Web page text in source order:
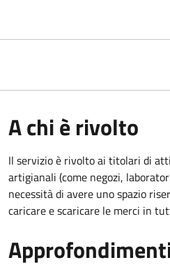
A chi è rivolto
Il servizio è rivolto ai titolari di
artigianali (come negozi,
necessità di avere uno spazio
caricare e scaricare le merci in